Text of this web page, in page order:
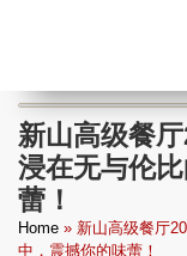
新山高级餐
浸在无与伦
蕾！
Home » 新山高级餐厅
中，震撼你的味蕾！